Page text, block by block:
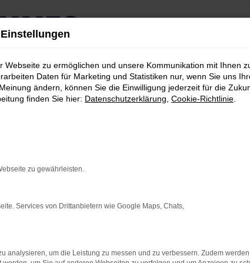
verhindern. Funktioniert die Seite in einem
zu ermöglichen und unsere Kommunikation mit Ihnen
Daten für Marketing und Statistiken nur, wenn Sie uns
ändern, können Sie die Einwilligung jederzeit für die
finden Sie hier: Datenschutzerklärung Cookie-Richtlinie
zu gewährleisten.
Services von Drittanbietern wie Google Maps, Chats,
analysieren, um die Leistung zu messen und zu verbessern. Zudem werden